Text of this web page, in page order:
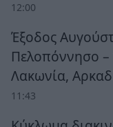
12:00
Έξοδος
Πελοπόννησο –
Λακωνία,
11:43